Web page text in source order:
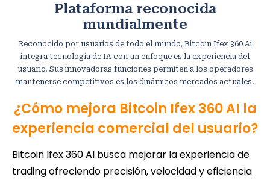
Plataforma reconocida
mundialmente
Reconocido por usuarios de todo el mundo, Bitcoin Ifex 360 Ai
integra tecnología de IA con un enfoque es la experiencia del
usuario. Sus innovadoras funciones permiten a los operadores
mantenerse competitivos es los dinámicos mercados actuales.
¿Cómo mejora Bitcoin Ifex 360 AI la
experiencia comercial del usuario?
Bitcoin Ifex 360 AI busca mejorar la experiencia de
trading ofreciendo precisión, velocidad y eficiencia